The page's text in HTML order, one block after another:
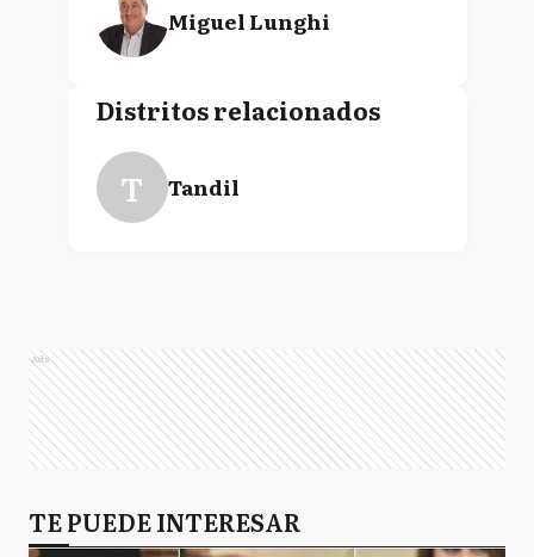
Miguel Lunghi
Distritos relacionados
T Tandil
Ads
TE PUEDE INTERESAR